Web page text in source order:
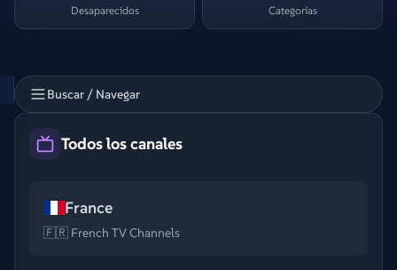
Desaparecidos Categorías
Buscar / Navegar
Todos los canales
France
🇫🇷 French TV Channels